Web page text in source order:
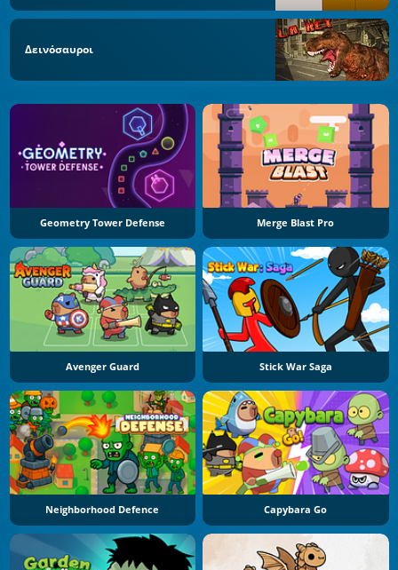
Δεινόσαυροι
Geometry Tower Defense Merge Blast Pro
Avenger Guard Stick War Saga
Neighborhood Defence Capybara Go